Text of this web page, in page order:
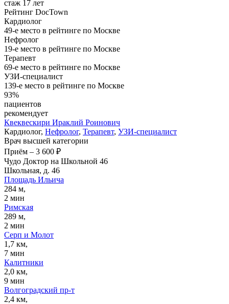
стаж 17 лет
Рейтинг DocTown
Кардиолог
49-е место в рейтинге по Москве
Нефролог
19-е место в рейтинге по Москве
Терапевт
69-е место в рейтинге по Москве
УЗИ-специалист
139-е место в рейтинге по Москве
93%
пациентов
рекомендует
Квеквескири Ираклий Роинович
Кардиолог, Нефролог, Терапевт, УЗИ-специалист
Врач высшей категории
Приём – 3 600 ₽
Чудо Доктор на Школьной 46
Школьная, д. 46
Площадь Ильича
284 м,
2 мин
Римская
289 м,
2 мин
Серп и Молот
1,7 км,
7 мин
Калитники
2,0 км,
9 мин
Волгоградский пр-т
2,4 км,